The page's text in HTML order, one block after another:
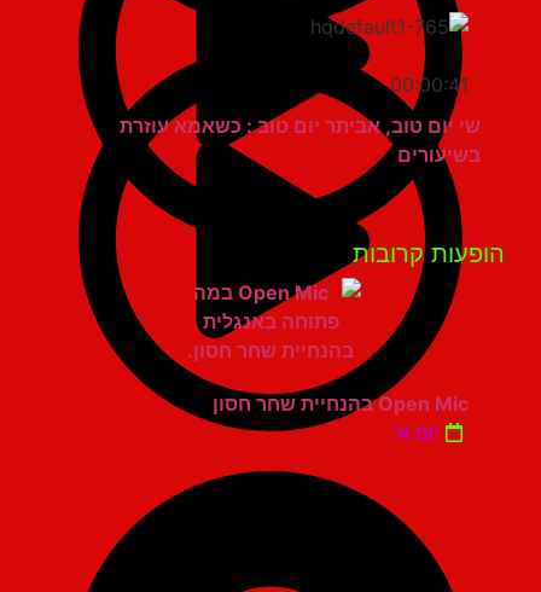
00:00:41
שי יום טוב, אביתר יום טוב : כשאמא עוזרת
בשיעורים
קרובות
Open Mic בהנחיית שחר חסון
יום א'